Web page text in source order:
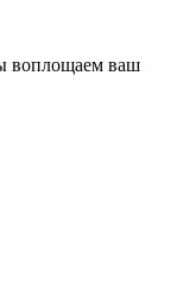
воплощаем ваш